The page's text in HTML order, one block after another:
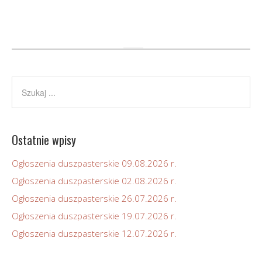
Ostatnie wpisy
Ogłoszenia duszpasterskie 09.08.2026 r.
Ogłoszenia duszpasterskie 02.08.2026 r.
Ogłoszenia duszpasterskie 26.07.2026 r.
Ogłoszenia duszpasterskie 19.07.2026 r.
Ogłoszenia duszpasterskie 12.07.2026 r.